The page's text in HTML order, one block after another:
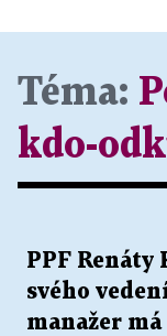
Téma:
kdo-
PPF
svého
manažer